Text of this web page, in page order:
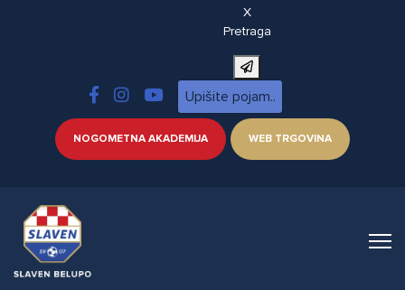
X
Pretraga
NOGOMETNA AKADEMIJA WEB TRGOVINA